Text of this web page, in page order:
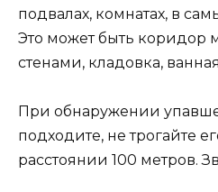
подвалах, комнатах, в
Это может быть
стенами, кладовка,
При обнаружении
подходите, не трогайте
расстоянии 100 метров.